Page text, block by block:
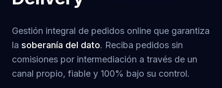
Gestión integral de pedidos online que garantiza
la soberanía del dato. Reciba pedidos sin
comisiones por intermediación a través de un
canal propio, fiable y 100% bajo su control.